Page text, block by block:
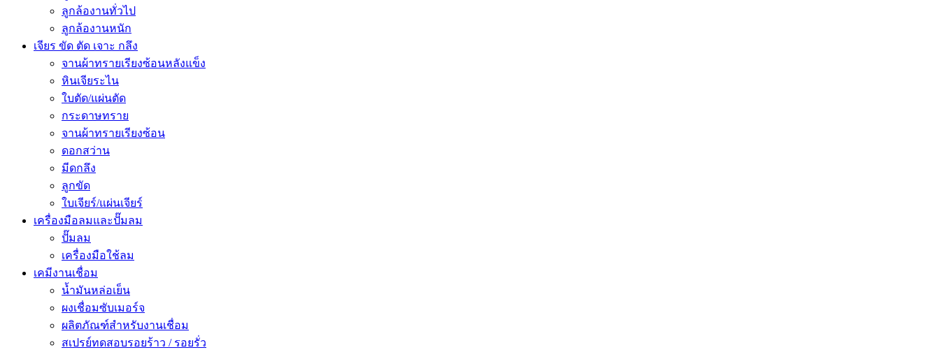
ลูกล้องานทั่วไป
ลูกล้องานหนัก
เจียร ขัด ตัด เจาะ กลึง
จานผ้าทรายเรียงซ้อนหลังแข็ง
หินเจียระไน
ใบตัด/แผ่นตัด
กระดาษทราย
จานผ้าทรายเรียงซ้อน
ดอกสว่าน
มีดกลึง
ลูกขัด
ใบเจียร์/แผ่นเจียร์
เครื่องมือลมและปั๊มลม
ปั๊มลม
เครื่องมือใช้ลม
เคมีงานเชื่อม
น้ำมันหล่อเย็น
ผงเชื่อมซับเมอร์จ
ผลิตภัณฑ์สำหรับงานเชื่อม
สเปรย์ทดสอบรอยร้าว / รอยรั่ว